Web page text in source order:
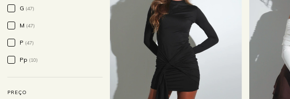
G (47)
M (47)
P (47)
Pp (10)
PREÇO